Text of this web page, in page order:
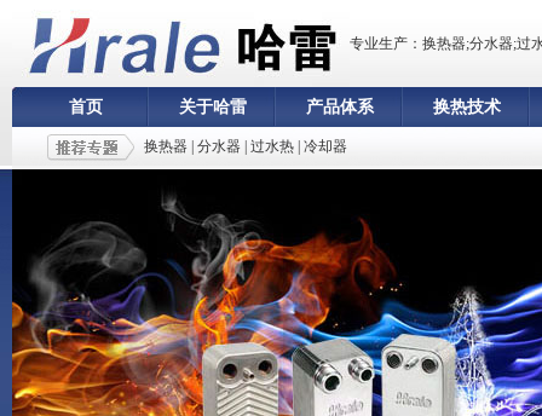
专业生产：换热器;分水器;过
首页 关于哈雷 产品体系 换热技术
换热器 分水器 过水热 冷却器